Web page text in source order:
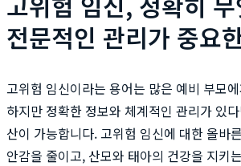
전문적인 관리가 중요
고위험 임신이라는 용어는 많은 예비 부모
하지만 정확한 정보와 체계적인 관리가 있
산이 가능합니다. 고위험 임신에 대한 올바
안감을 줄이고, 산모와 태아의 건강을 지키